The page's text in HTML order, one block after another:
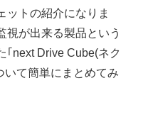
ットの紹介になりま
視が出来る製品という
｢next Drive Cube(ネク
いて簡単にまとめてみ